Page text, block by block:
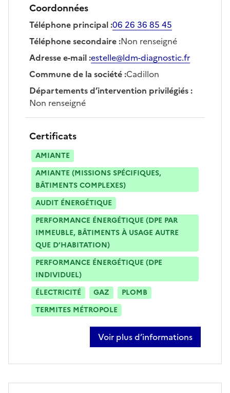
Coordonnées
Téléphone principal:06 26 36 85 45
Téléphone secondaire:Non renseigné
Adresse e-mail:estelle@ldm-diagnostic.fr
Commune de la société:Cadillon
Départements d’intervention privilégiés:
Non renseigné
Certificats
AMIANTE
AMIANTE (MISSIONS SPÉCIFIQUES,
BÂTIMENTS COMPLEXES)
AUDIT ÉNERGÉTIQUE
PERFORMANCE ÉNERGÉTIQUE (DPE PAR
IMMEUBLE, BÂTIMENTS À USAGE AUTRE
QUE D’HABITATION)
PERFORMANCE ÉNERGÉTIQUE (DPE
INDIVIDUEL)
ÉLECTRICITÉ
GAZ
PLOMB
TERMITES MÉTROPOLE
Voir plus d’informations
sur estelle aronssohn